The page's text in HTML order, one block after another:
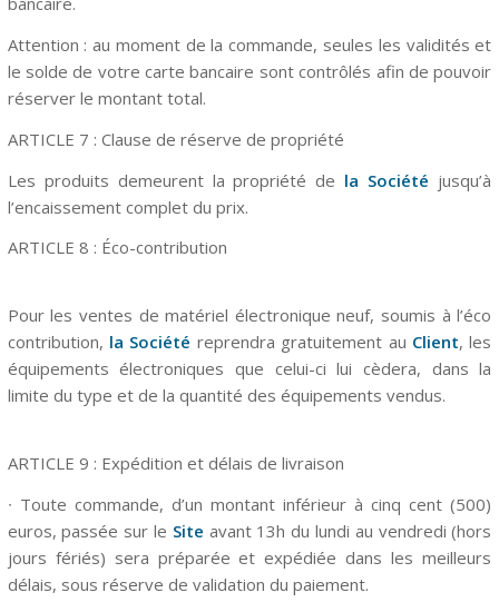
Attention : au moment de la commande, seules les validités et
le solde de votre carte bancaire sont contrôlés afin de pouvoir
réserver le montant total.
ARTICLE 7 : Clause de réserve de propriété
Les produits demeurent la propriété de la Société jusqu’à
l’encaissement complet du prix.
ARTICLE 8 : Éco-contribution
Pour les ventes de matériel électronique neuf, soumis à l’éco
contribution, la Société reprendra gratuitement au Client, les
équipements électroniques que celui-ci lui cèdera, dans la
limite du type et de la quantité des équipements vendus.
ARTICLE 9 : Expédition et délais de livraison
∙ Toute commande, d’un montant inférieur à cinq cent (500)
euros, passée sur le Site avant 13h du lundi au vendredi (hors
jours fériés) sera préparée et expédiée dans les meilleurs
délais, sous réserve de validation du paiement.